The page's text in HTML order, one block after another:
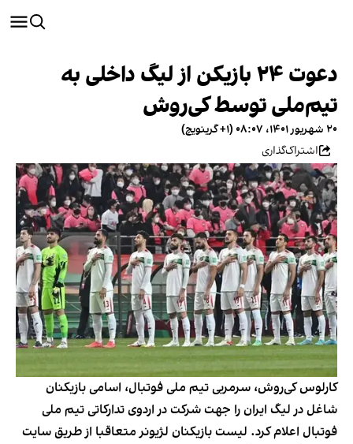
دعوت ۲۴ بازیکن از لیگ داخلی به
تیم‌ملی توسط کی‌روش
۲۰ شهریور ۱۴۰۱، ۰۸:۰۷ (‎+۱ گرینویچ)
اشتراک‌گذاری
کارلوس کی‌روش، سرمربی تیم ملی فوتبال، اسامی بازیکنان
شاغل در لیگ ایران را جهت شرکت در اردوی تدارکاتی تیم ملی
فوتبال اعلام کرد. لیست بازیکنان لژیونر متعاقبا از طریق سایت